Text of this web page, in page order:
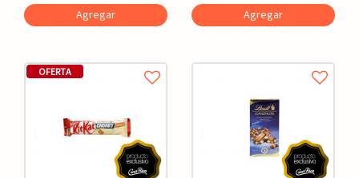
Agregar Agregar
OFERTA